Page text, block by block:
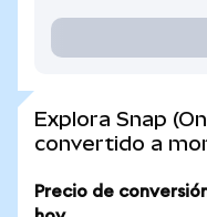
Explora Snap
convertido a
Precio de